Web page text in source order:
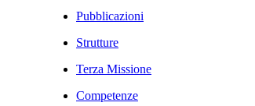
Pubblicazioni
Strutture
Terza Missione
Competenze